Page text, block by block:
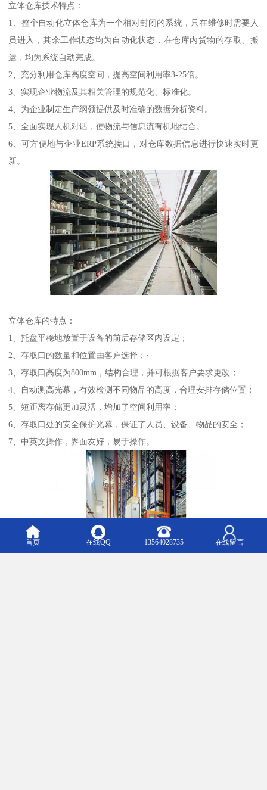
立体仓库技术特点：
1、整个自动化立体仓库为一个相对封闭的系统，只在维修时需要人
员进入，其余工作状态均为自动化状态，在仓库内货物的存取、搬
运，均为系统自动完成。
2、充分利用仓库高度空间，提高空间利用率3-25倍。
3、实现企业物流及其相关管理的规范化、标准化。
4、为企业制定生产纲领提供及时准确的数据分析资料。
5、全面实现人机对话，使物流与信息流有机地结合。
6、可方便地与企业ERP系统接口，对仓库数据信息进行快速实时更
新。
立体仓库的特点：
1、托盘平稳地放置于设备的前后存储区内设定；
2、存取口的数量和位置由客户选择；·
3、存取口高度为800mm，结构合理，并可根据客户要求更改；
4、自动测高光幕，有效检测不同物品的高度，合理安排存储位置；
5、短距离存储更加灵活，增加了空间利用率；
6、存取口处的安全保护光幕，保证了人员、设备、物品的安全；
7、中英文操作，界面友好，易于操作。
首页 在线QQ 13564028735 在线留言